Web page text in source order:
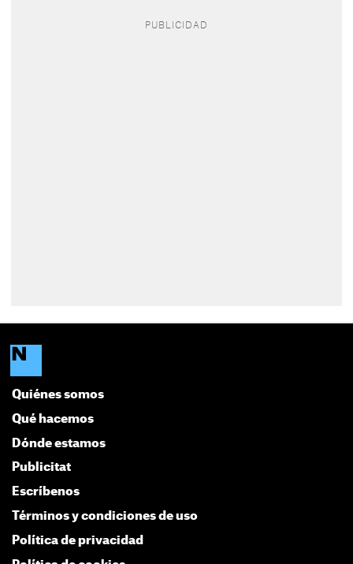
Quiénes somos
Qué hacemos
Dónde estamos
Publicitat
Escríbenos
Términos y condiciones de uso
Política de privacidad